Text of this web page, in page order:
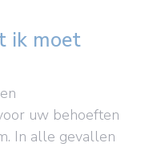
ik moet
uw behoeften
In alle gevallen